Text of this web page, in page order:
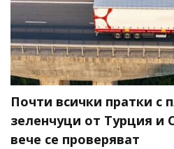
Почти всички пратки с
зеленчуци от Турция и
вече се проверяват